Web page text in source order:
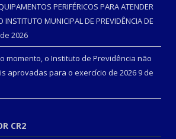
PERIFÉRICOS PARA ATENDER
INSTITUTO MUNICIPAL DE PREVIDÊNCIA DE
2026
momento, o Instituto de Previdência não
aprovadas para o exercício de 2026 9 de
CR2